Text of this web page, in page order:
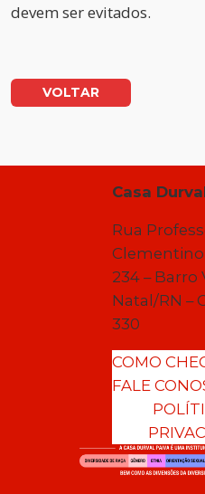
devem ser evitados.
VOLTAR
Casa
Rua
Clementino
234 – Barro
Natal/RN –
330
COMO
FALE